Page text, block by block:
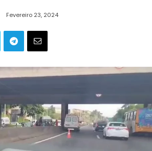
Fevereiro 23, 2024